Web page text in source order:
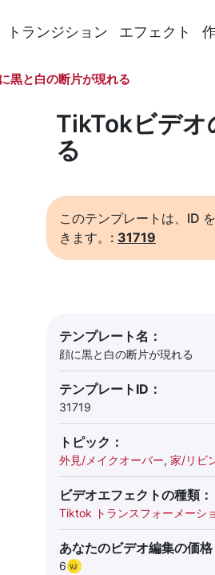
トランジション エフェクト
黒と白の断片が現れる
TikTokビデオ
る
このテンプレートは、ID
きます。: 31719
テンプレート名：
顔に黒と白の断片が現れる
テンプレートID：
31719
トピック：
外見/メイクオーバー, 家/リビ
ビデオエフェクトの種類：
Tiktok トランスフォーメーシ
あなたのビデオ編集の価格
6